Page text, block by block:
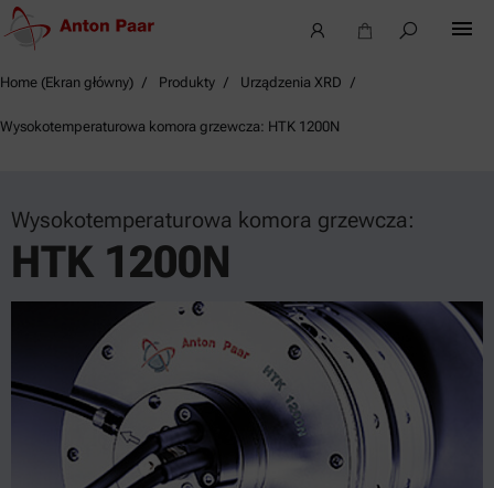
Home (Ekran główny) Produkty Urządzenia XRD
Wysokotemperaturowa komora grzewcza: HTK 1200N
Wysokotemperaturowa komora grzewcza:
HTK 1200N